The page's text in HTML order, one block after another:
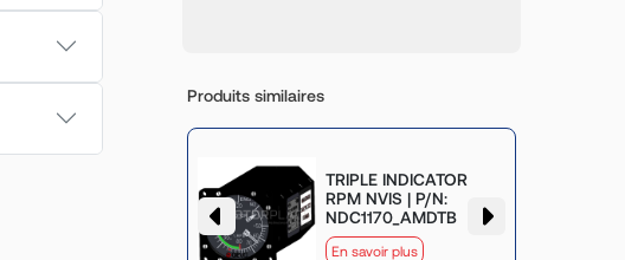
Produits similaires
TRIPLE INDICATOR
RPM NVIS | P/N:
NDC1170_AMDTB
En savoir plus